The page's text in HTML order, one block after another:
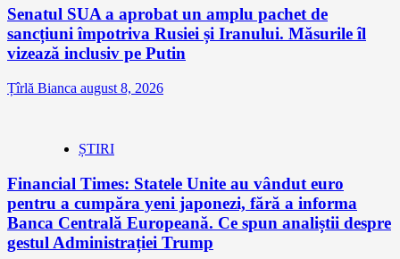
Senatul SUA a aprobat un amplu pachet de
sancțiuni împotriva Rusiei și Iranului. Măsurile îl
vizează inclusiv pe Putin
Țîrlă Bianca august 8, 2026
ȘTIRI
Financial Times: Statele Unite au vândut euro
pentru a cumpăra yeni japonezi, fără a informa
Banca Centrală Europeană. Ce spun analiștii despre
gestul Administrației Trump